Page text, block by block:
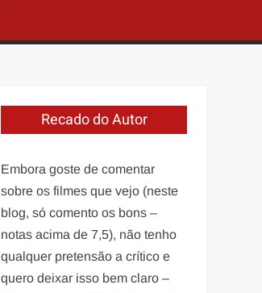
Recado do Autor
Embora goste de comentar
sobre os filmes que vejo (neste
blog, só comento os bons –
notas acima de 7,5), não tenho
qualquer pretensão a crítico e
quero deixar isso bem claro –